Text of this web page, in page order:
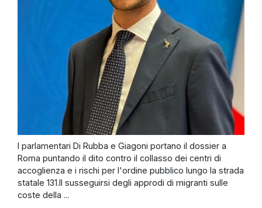
I parlamentari Di Rubba e Giagoni portano il dossier a
Roma puntando il dito contro il collasso dei centri di
accoglienza e i rischi per l'ordine pubblico lungo la strada
statale 131.Il susseguirsi degli approdi di migranti sulle
coste della ...